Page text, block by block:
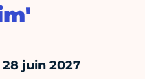
juin 2027